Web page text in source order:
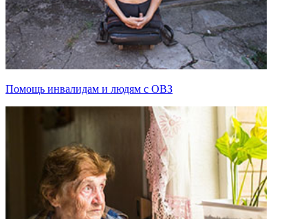
Помощь инвалидам и людям с ОВЗ